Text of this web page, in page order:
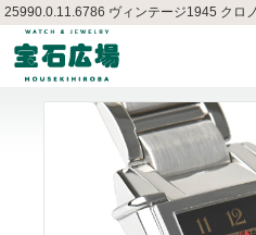
25990.0.11.6786 ヴィンテージ1945 クロ